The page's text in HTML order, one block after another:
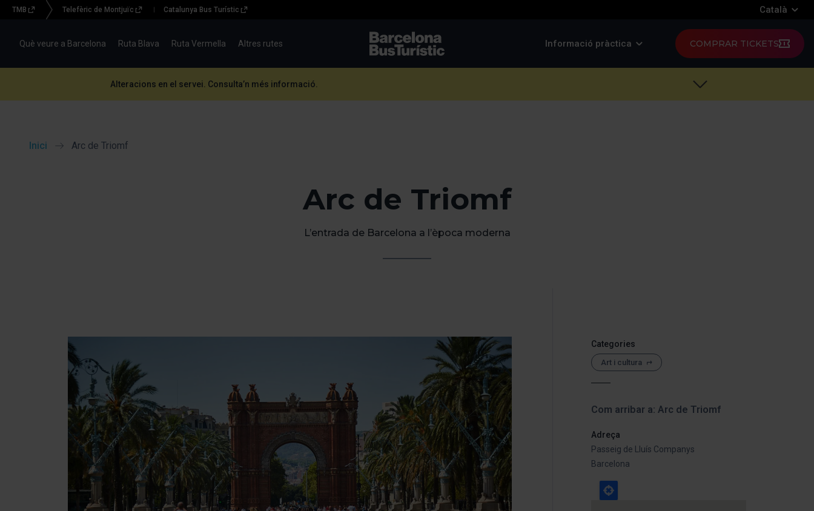
Menu
topbar
TMB Telefèric de Montjuïc Catalunya Bus Turístic Català
Què veure a Barcelona Ruta Blava Ruta Vermella Altres rutes Informació pràctica COMPRAR TICKETS
Alteracions en el servei. Consulta’n més informació.
Inici Arc de Triomf
Arc de Triomf
L’entrada de Barcelona a l’època moderna
Categories
Art i cultura
Com arribar a: Arc de Triomf
Adreça
Passeig de Lluís Companys
Barcelona